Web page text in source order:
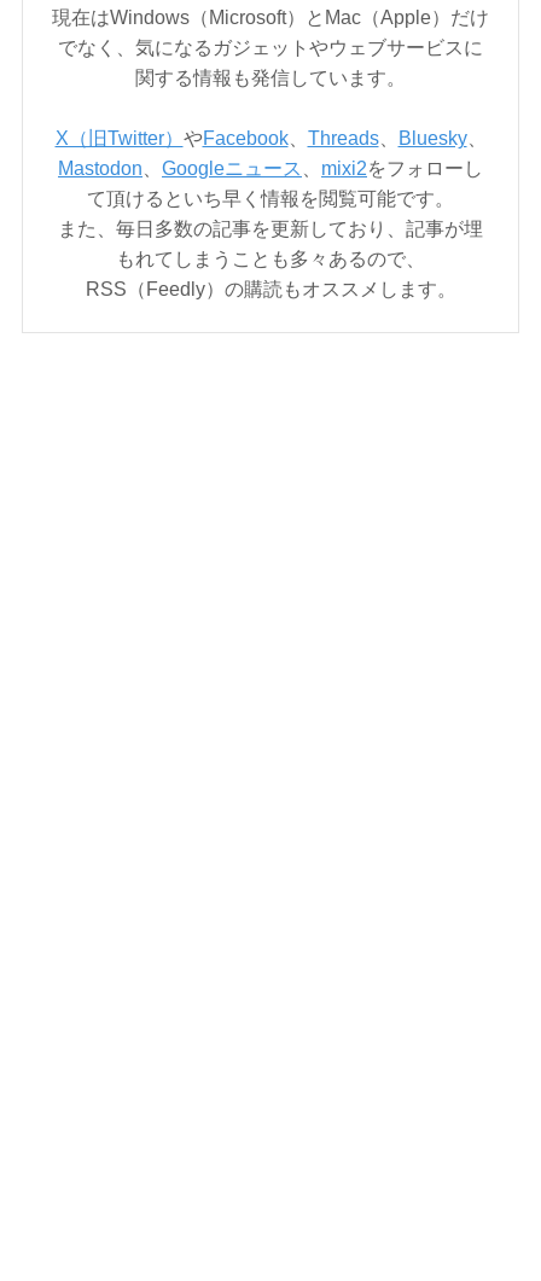
現在はWindows（Microsoft）とMac（Apple）だけ
でなく、気になるガジェットやウェブサービスに
関する情報も発信しています。
X（旧Twitter） やFacebook、 Threads、 Bluesky、
Mastodon
Googleニュース mixi2をフォローし
て頂けるといち早く情報を閲覧可能です。
また、毎日多数の記事を更新しており、記事が埋
もれてしまうことも多々あるので、
RSS（Feedly）の購読もオススメします。